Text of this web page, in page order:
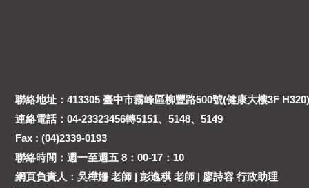
聯絡地址：413305 臺中市霧峰區柳豐路500號(健康大樓3F H320)
連絡電話：04-23323456轉5151、5148、5149
Fax : (04)2339-0193
聯絡時間：週一至週五 8：00-17：10
網頁負責人：吳樺姍 老師 | 彭逸稘 老師 | 廖詩容 行政助理